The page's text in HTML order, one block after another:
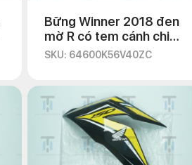
Bững Winner 2018 đen
mờ R có tem cánh chim
đỏ
SKU: 64600K56V40ZC